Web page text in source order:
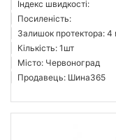
Індекс швидкості:
Посиленість:
Залишок протектора: 4
Кількість: 1шт
Місто: Червоноград
Продавець: Шина365